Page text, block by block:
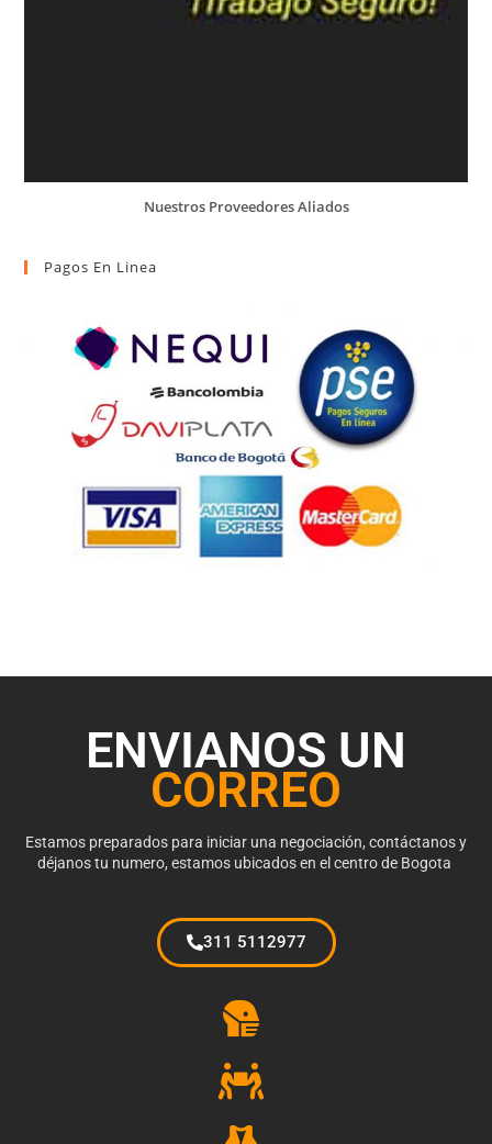
Nuestros Proveedores Aliados
Pagos En Linea
ENVIANOS UN
CORREO
Estamos preparados para iniciar una negociación, contáctanos y
déjanos tu numero, estamos ubicados en el centro de Bogota
311 5112977